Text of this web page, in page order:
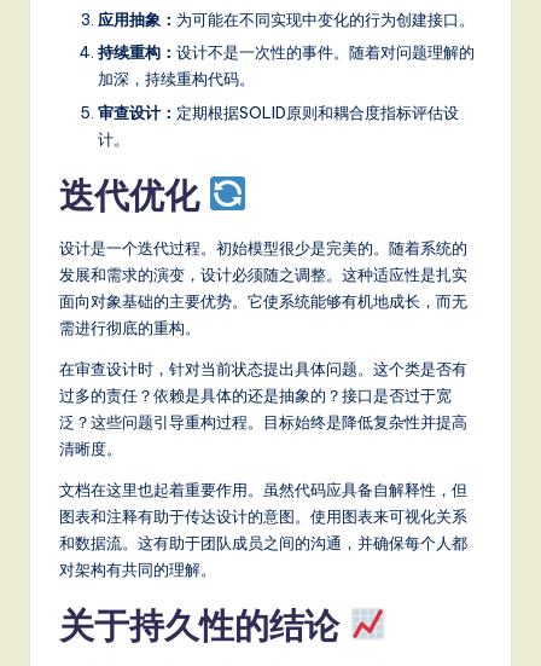
应用抽象： 为可能在不同实现中变化的行为创建接口。
持续重构： 设计不是一次性的事件。随着对问题理解的
加深，持续重构代码。
审查设计： 定期根据SOLID原则和耦合度指标评估设
计。
迭代优化
设计是一个迭代过程。初始模型很少是完美的。随着系统的
发展和需求的演变，设计必须随之调整。这种适应性是扎实
面向对象基础的主要优势。它使系统能够有机地成长，而无
需进行彻底的重构。
在审查设计时，针对当前状态提出具体问题。这个类是否有
过多的责任？依赖是具体的还是抽象的？接口是否过于宽
泛？这些问题引导重构过程。目标始终是降低复杂性并提高
清晰度。
文档在这里也起着重要作用。虽然代码应具备自解释性，但
图表和注释有助于传达设计的意图。使用图表来可视化关系
和数据流。这有助于团队成员之间的沟通，并确保每个人都
对架构有共同的理解。
关于持久性的结论